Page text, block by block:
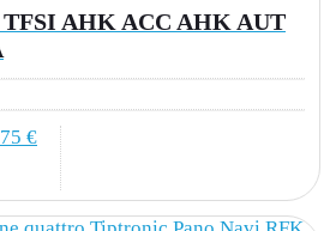
3-Speichen mit
TFSI AHK ACC AHK AUT
€